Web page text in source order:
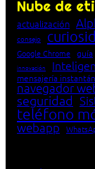
Nube de
actualización
consejo
Google Chrome guía
innovación
mensajería
navegador
seguridad
teléfono
webapp